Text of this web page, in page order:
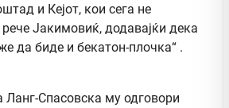
и Кејот, кои сега не
Јакимовиќ, додавајќи дека
да биде и бекатон-плочка“ .
Ланг-Спасовска му одговори